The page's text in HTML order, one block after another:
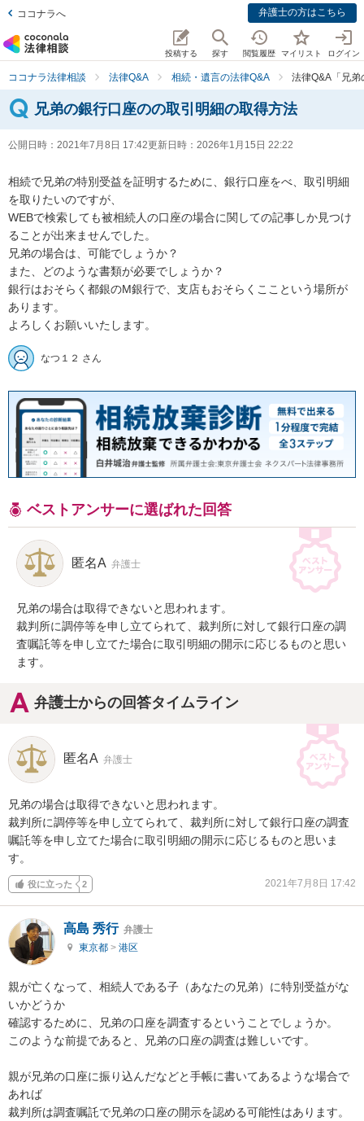
ココナラへ 弁護士の方はこちら
投稿する 探す 閲覧履歴 マイリスト ログイン
ココナラ法律相談 法律Q&A 相続・遺言の法律Q&A 法律Q&A「兄
兄弟の銀行口座のの取引明細の取得方法
公開日時： 2021年7月8日 17:42更新日時： 2026年1月15日 22:22
相続で兄弟の特別受益を証明するために、銀行口座をべ、取引明細
を取りたいのですが、
WEBで検索しても被相続人の口座の場合に関しての記事しか見つけ
ることが出来ませんでした。
兄弟の場合は、可能でしょうか？
また、どのような書類が必要でしょうか？
銀行はおそらく都銀のM銀行で、支店もおそらくここという場所が
あります。
よろしくお願いいたします。
なつ１２ さん
ベストアンサーに選ばれた回答
匿名A 弁護士
兄弟の場合は取得できないと思われます。
裁判所に調停等を申し立てられて、裁判所に対して銀行口座の調
査嘱託等を申し立てた場合に取引明細の開示に応じるものと思い
ます。
弁護士からの回答タイムライン
匿名A 弁護士
兄弟の場合は取得できないと思われます。
裁判所に調停等を申し立てられて、裁判所に対して銀行口座の調査
嘱託等を申し立てた場合に取引明細の開示に応じるものと思いま
す。
役に立った 2 2021年7月8日 17:42
高島 秀行 弁護士
東京都 > 港区
親が亡くなって、相続人である子（あなたの兄弟）に特別受益がな
いかどうか
確認するために、兄弟の口座を調査するということでしょうか。
このような前提であると、兄弟の口座の調査は難しいです。
親が兄弟の口座に振り込んだなどと手帳に書いてあるような場合で
あれば
裁判所は調査嘱託で兄弟の口座の開示を認める可能性はあります。